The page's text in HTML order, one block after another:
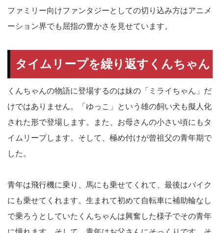
ファミリー向けファンタジーとしての切り込み方はアニメ
ーション界でも屈指の豊かさを見せています。
タイムリープを繰り返すくんちゃん
くんちゃんの物語に登場するのは妹の「ミライちゃん」だ
けではありません。「ゆっこ」という雄の飼い犬も擬人化
された形で登場します。また、お母さんの小さい頃にもタ
イムリープします。そして、極め付けが曾祖父の青年期で
した。
青年は飛行機に乗り、馬にも乗せてくれて、最後はバイク
にも乗せてくれます。生まれて初めて自転車に補助輪なし
で乗ろうとしていたくんちゃんは興奮した様子でその青年